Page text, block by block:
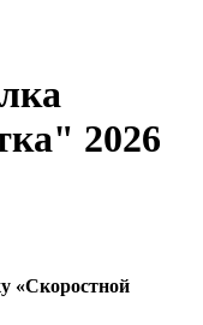
2026
«Скоростной